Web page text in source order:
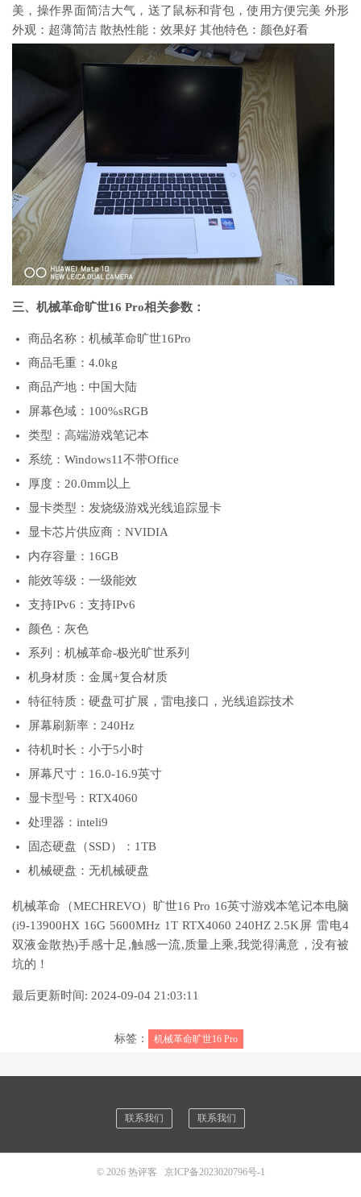
美，操作界面简洁大气，送了鼠标和背包，使用方便完美 外形
外观：超薄简洁 散热性能：效果好 其他特色：颜色好看
三、机械革命旷世16 Pro相关参数：
商品名称：机械革命旷世16Pro
商品毛重：4.0kg
商品产地：中国大陆
屏幕色域：100%sRGB
类型：高端游戏笔记本
系统：Windows11不带Office
厚度：20.0mm以上
显卡类型：发烧级游戏光线追踪显卡
显卡芯片供应商：NVIDIA
内存容量：16GB
能效等级：一级能效
支持IPv6：支持IPv6
颜色：灰色
系列：机械革命-极光旷世系列
机身材质：金属+复合材质
特征特质：硬盘可扩展，雷电接口，光线追踪技术
屏幕刷新率：240Hz
待机时长：小于5小时
屏幕尺寸：16.0-16.9英寸
显卡型号：RTX4060
处理器：inteli9
固态硬盘（SSD）：1TB
机械硬盘：无机械硬盘
机械革命（MECHREVO）旷世16 Pro 16英寸游戏本笔记本电脑
(i9-13900HX 16G 5600MHz 1T RTX4060 240HZ 2.5K屏 雷电4
双液金散热)手感十足,触感一流,质量上乘,我觉得满意，没有被
坑的！
最后更新时间: 2024-09-04 21:03:11
标签： 机械革命旷世16 Pro
联系我们 联系我们
© 2026 热评客 京ICP备2023020796号-1